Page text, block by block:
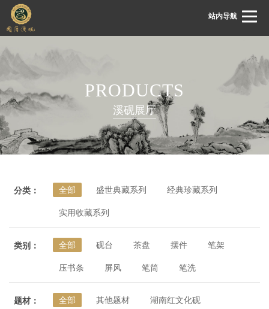
站内导航
关于国藩
溪砚展厅
溪砚文化
联系我们
PRODUCTS
溪砚展厅
分类： 全部 盛世典藏系列 经典珍藏系列
实用收藏系列
类别： 全部 砚台 茶盘 摆件 笔架
压书条 屏风 笔筒 笔洗
题材： 全部 其他题材 湖南红文化砚